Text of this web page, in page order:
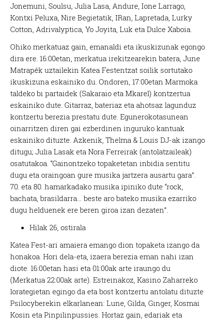
Jonemuni, Soulsu, Julia Lasa, Andure, Ione Larrago,
Kontxi Peluxa, Nire Begietatik, IRan, Lapretada, Lurky
Cotton, Adrivalyptica, Yo Joyita, Luk eta Dulce Xaboia.
Ohiko merkatuaz gain, emanaldi eta ikuskizunak egongo
dira ere. 16:00etan, merkatua irekitzearekin batera, June
Matrapék uztailekin Katea Festentzat soilik sortutako
ikuskizuna eskainiko du. Ondoren, 17:00etan Marmoka
taldeko bi partaidek (Sakaraio eta Mkarel) kontzertua
eskainiko dute. Gitarraz, bateriaz eta ahotsaz lagunduz
kontzertu berezia prestatu dute. Egunerokotasunean
oinarritzen diren gai ezberdinen inguruko kantuak
eskainiko dituzte. Azkenik, Thelma & Louis DJ-ak izango
ditugu; Julia Lasak eta Nora Ferreirak (antolatzaileak)
osatutakoa. “Gainontzeko topaketetan inbidia sentitu
dugu eta oraingoan gure musika jartzera ausartu gara”.
70. eta 80. hamarkadako musika ipiniko dute “rock,
bachata, brasildarra… beste aro bateko musika ezarriko
dugu helduenek ere beren giroa izan dezaten”.
Hilak 26, ostirala
Katea Fest-ari amaiera emango dion topaketa izango da
honakoa. Hori dela-eta, izaera berezia eman nahi izan
diote. 16:00etan hasi eta 01:00ak arte iraungo du
(Merkatua 22:00ak arte). Estreinakoz, Kasino Zaharreko
lorategietan egingo da eta bost kontzertu antolatu dituzte
Psilocyberekin elkarlanean: Lune, Gilda, Ginger, Kosmai
Kosin eta Pinpilinpussies. Hortaz gain, edariak eta